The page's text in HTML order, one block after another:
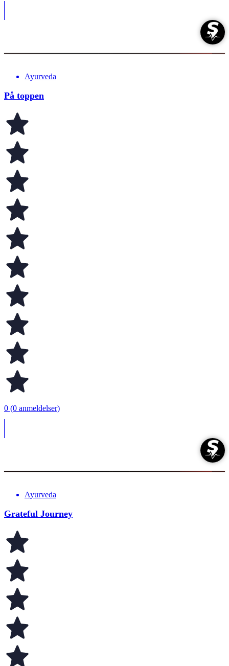
Ayurveda
På toppen
0 (0 anmeldelser)
Ayurveda
Grateful Journey